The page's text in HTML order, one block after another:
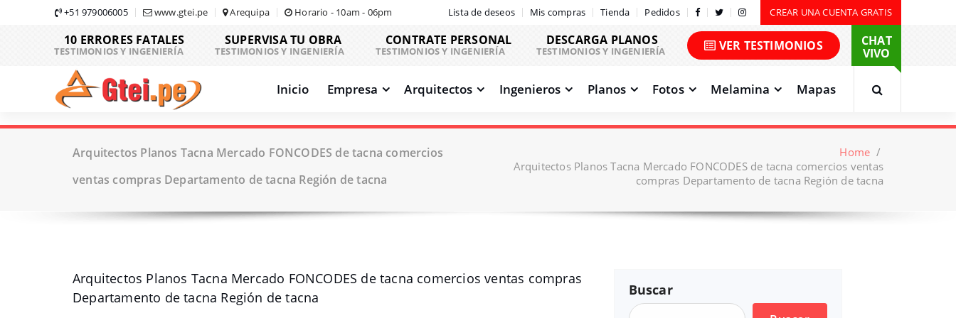
+51 979006005 www.gtei.pe Arequipa Horario - 10am - 06pm Lista de deseos Mis compras Tienda Pedidos CREAR UNA CUENTA GRATIS
10 ERRORES FATALES
TESTIMONIOS Y INGENIERÍA
SUPERVISA TU OBRA
TESTIMONIOS Y INGENIERÍA
CONTRATE PERSONAL
TESTIMONIOS Y INGENIERÍA
DESCARGA PLANOS
TESTIMONIOS Y INGENIERÍA VER TESTIMONIOS
CHAT
VIVO
Inicio Empresa Arquitectos Ingenieros Planos Fotos Melamina Mapas
Arquitectos Planos Tacna Mercado FONCODES de tacna comercios
ventas compras Departamento de tacna Región de tacna
Home /
Arquitectos Planos Tacna Mercado FONCODES de tacna comercios ventas
compras Departamento de tacna Región de tacna
Arquitectos Planos Tacna Mercado FONCODES de tacna comercios ventas compras
Departamento de tacna Región de tacna
Buscar